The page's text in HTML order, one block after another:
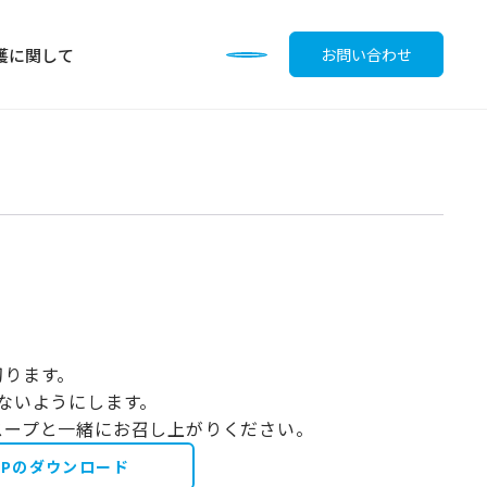
お問い合わせ
に関して
ます。
ようにします。
プと一緒にお召し上がりください。
のダウンロード